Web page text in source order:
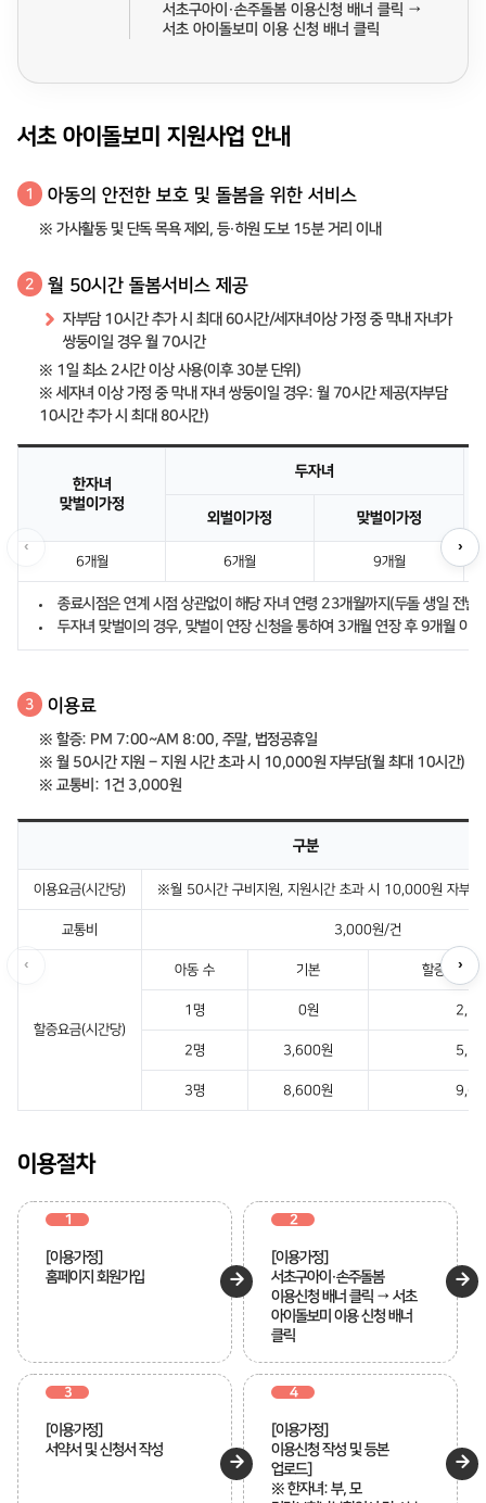
서초구아이·손주돌봄 이용신청 배너 클릭 →
서초 아이돌보미 이용 신청 배너 클릭
서초 아이돌보미 지원사업 안내
1 아동의 안전한 보호 및 돌봄을 위한 서비스
※ 가사활동 및 단독 목욕 제외, 등·하원 도보 15분 거리 이내
2 월 50시간 돌봄서비스 제공
자부담 10시간 추가 시 최대 60시간/세자녀이상 가정 중 막내 자녀가
쌍둥이일 경우 월 70시간
※ 1일 최소 2시간 이상 사용(이후 30분 단위)
※ 세자녀 이상 가정 중 막내 자녀 쌍둥이일 경우: 월 70시간 제공(자부담
10시간 추가 시 최대 80시간)
‹ ›
한자녀
맞벌이가정
두자녀
외벌이가정 맞벌이가정
6개월 6개월 9개월
종료시점은 연계 시점 상관없이 해당 자녀 연령 23개월까지(두돌 생일 전날
두자녀 맞벌이의 경우, 맞벌이 연장 신청을 통하여 3개월 연장 후 9개월 이
3 이용료
※ 할증: PM 7:00~AM 8:00, 주말, 법정공휴일
※ 월 50시간 지원 – 지원 시간 초과 시 10,000원 자부담(월 최대 10시간)
※ 교통비: 1건 3,000원
‹ ›
구분
이용요금(시간당) ※월 50시간 구비지원, 지원시간 초과 시 10,000원 자부
교통비 3,000원/건
할증요금(시간당)
아동 수 기본 할증시간·
1명 0원
2명 3,600원
3명 8,600원
이용절차
1
[이용가정]
홈페이지 회원가입
2
[이용가정]
서초구아이·손주돌봄
이용신청 배너 클릭 → 서초
아이돌보미 이용 신청 배너
클릭
3
[이용가정]
서약서 및 신청서 작성
4
[이용가정]
이용신청 작성 및 등본
업로드]
※ 한자녀: 부, 모